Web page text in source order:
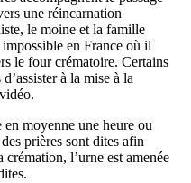
une réincarnation
le moine et la famille
en France où il
le four crématoire. Certains
à la mise à la
moyenne une heure ou
prières sont dites afin
l’urne est amenée